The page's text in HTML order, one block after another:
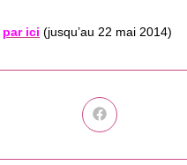
par ici (jusqu’au 22 mai 2014)
Ouvrir
dans
autre